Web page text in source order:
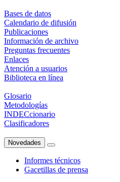
Bases de datos
Calendario de difusión
Publicaciones
Información de archivo
Preguntas frecuentes
Enlaces
Atención a usuarios
Biblioteca en línea
Glosario
Metodologías
INDECcionario
Clasificadores
Novedades
Informes técnicos
Gacetillas de prensa